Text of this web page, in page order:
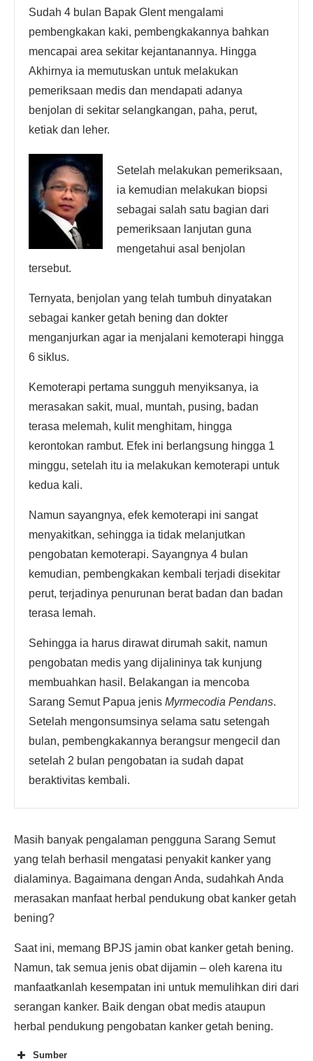
Sudah 4 bulan Bapak Glent mengalami
pembengkakan kaki, pembengkakannya bahkan
mencapai area sekitar kejantanannya. Hingga
Akhirnya ia memutuskan untuk melakukan
pemeriksaan medis dan mendapati adanya
benjolan di sekitar selangkangan, paha, perut,
ketiak dan leher.
Setelah melakukan pemeriksaan,
ia kemudian melakukan biopsi
sebagai salah satu bagian dari
pemeriksaan lanjutan guna
mengetahui asal benjolan
tersebut.
Ternyata, benjolan yang telah tumbuh dinyatakan
sebagai kanker getah bening dan dokter
menganjurkan agar ia menjalani kemoterapi hingga
6 siklus.
Kemoterapi pertama sungguh menyiksanya, ia
merasakan sakit, mual, muntah, pusing, badan
terasa melemah, kulit menghitam, hingga
kerontokan rambut. Efek ini berlangsung hingga 1
minggu, setelah itu ia melakukan kemoterapi untuk
kedua kali.
Namun sayangnya, efek kemoterapi ini sangat
menyakitkan, sehingga ia tidak melanjutkan
pengobatan kemoterapi. Sayangnya 4 bulan
kemudian, pembengkakan kembali terjadi disekitar
perut, terjadinya penurunan berat badan dan badan
terasa lemah.
Sehingga ia harus dirawat dirumah sakit, namun
pengobatan medis yang dijalininya tak kunjung
membuahkan hasil. Belakangan ia mencoba
Sarang Semut Papua jenis Myrmecodia Pendans.
Setelah mengonsumsinya selama satu setengah
bulan, pembengkakannya berangsur mengecil dan
setelah 2 bulan pengobatan ia sudah dapat
beraktivitas kembali.
Masih banyak pengalaman pengguna Sarang Semut
yang telah berhasil mengatasi penyakit kanker yang
dialaminya. Bagaimana dengan Anda, sudahkah Anda
merasakan manfaat herbal pendukung obat kanker getah
bening?
Saat ini, memang BPJS jamin obat kanker getah bening.
Namun, tak semua jenis obat dijamin – oleh karena itu
manfaatkanlah kesempatan ini untuk memulihkan diri dari
serangan kanker. Baik dengan obat medis ataupun
herbal pendukung pengobatan kanker getah bening.
Sumber